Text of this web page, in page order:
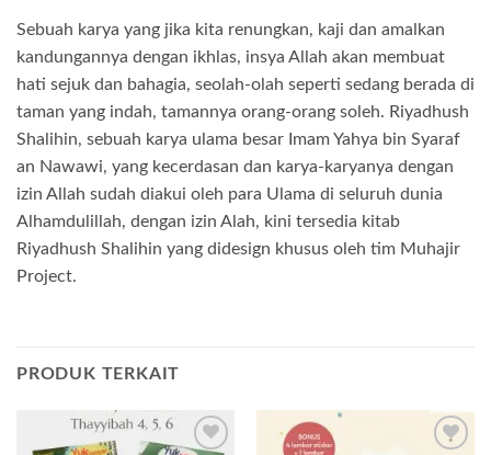
Sebuah karya yang jika kita renungkan, kaji dan amalkan
kandungannya dengan ikhlas, insya Allah akan membuat
hati sejuk dan bahagia, seolah-olah seperti sedang berada di
taman yang indah, tamannya orang-orang soleh. Riyadhush
Shalihin, sebuah karya ulama besar Imam Yahya bin Syaraf
an Nawawi, yang kecerdasan dan karya-karyanya dengan
izin Allah sudah diakui oleh para Ulama di seluruh dunia
Alhamdulillah, dengan izin Alah, kini tersedia kitab
Riyadhush Shalihin yang didesign khusus oleh tim Muhajir
Project.
PRODUK TERKAIT